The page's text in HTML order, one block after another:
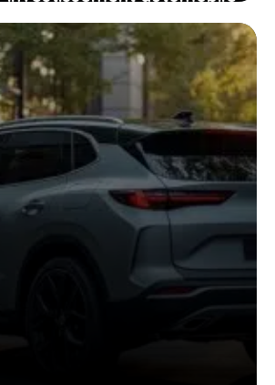
GTR ou la RZ d’Ultima
vous surprendre